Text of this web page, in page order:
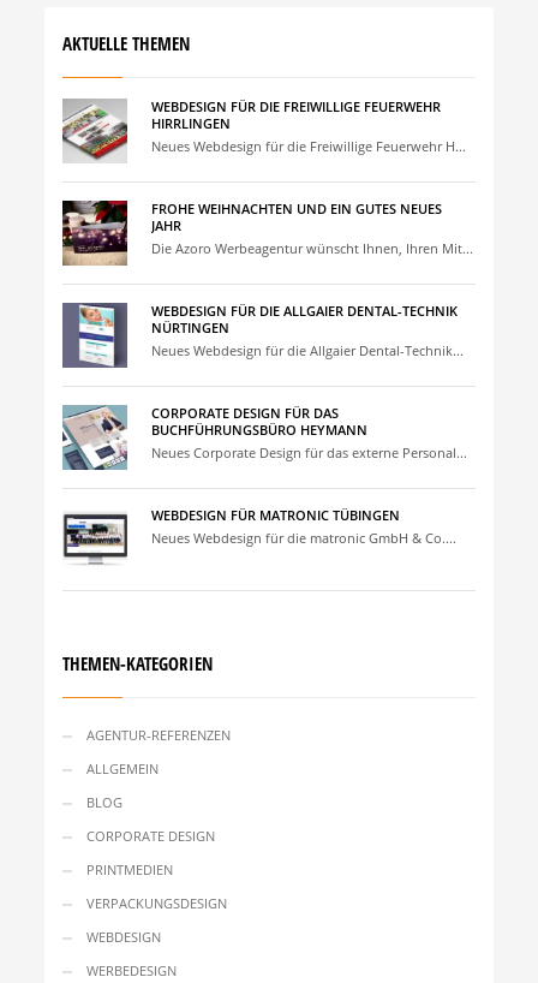
AKTUELLE THEMEN
WEBDESIGN FÜR DIE FREIWILLIGE FEUERWEHR
HIRRLINGEN
Neues Webdesign für die Freiwillige Feuerwehr H...
FROHE WEIHNACHTEN UND EIN GUTES NEUES
JAHR
Die Azoro Werbeagentur wünscht Ihnen, Ihren Mit...
WEBDESIGN FÜR DIE ALLGAIER DENTAL-TECHNIK
NÜRTINGEN
Neues Webdesign für die Allgaier Dental-Technik...
CORPORATE DESIGN FÜR DAS
BUCHFÜHRUNGSBÜRO HEYMANN
Neues Corporate Design für das externe Personal...
WEBDESIGN FÜR MATRONIC TÜBINGEN
Neues Webdesign für die matronic GmbH & Co....
THEMEN-KATEGORIEN
AGENTUR-REFERENZEN
ALLGEMEIN
BLOG
CORPORATE DESIGN
PRINTMEDIEN
VERPACKUNGSDESIGN
WEBDESIGN
WERBEDESIGN